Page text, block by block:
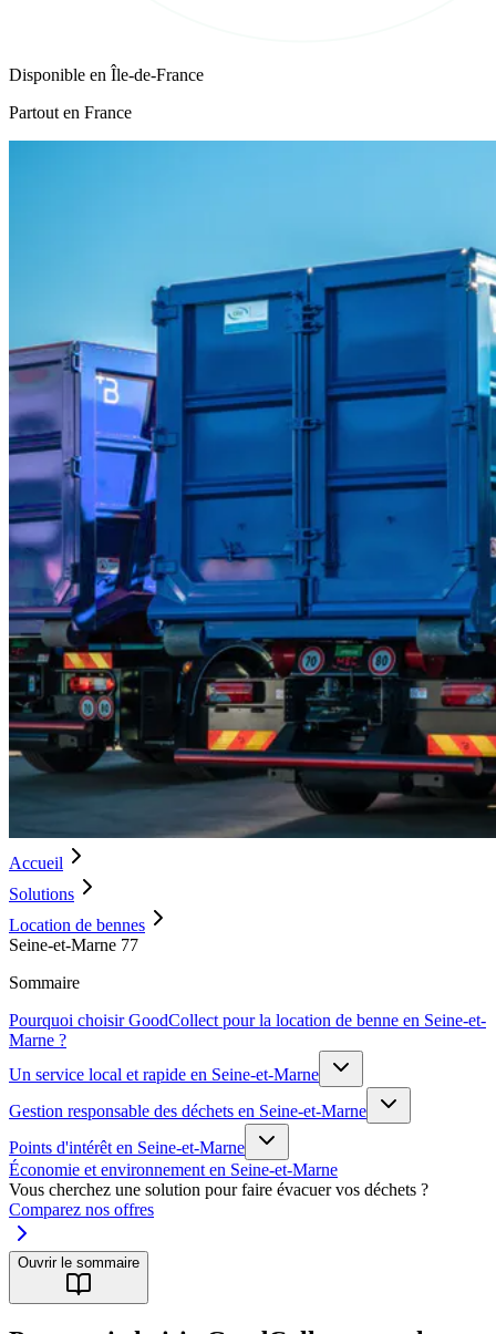
Disponible en Île-de-France
Partout en France
Accueil
Solutions
Location de bennes
Seine-et-Marne 77
Sommaire
Pourquoi choisir GoodCollect pour la location de benne en Seine-et-
Marne ?
Un service local et rapide en Seine-et-Marne
Gestion responsable des déchets en Seine-et-Marne
Points d'intérêt en Seine-et-Marne
Économie et environnement en Seine-et-Marne
Vous cherchez une solution pour faire évacuer vos déchets ?
Comparez nos offres
Ouvrir le sommaire